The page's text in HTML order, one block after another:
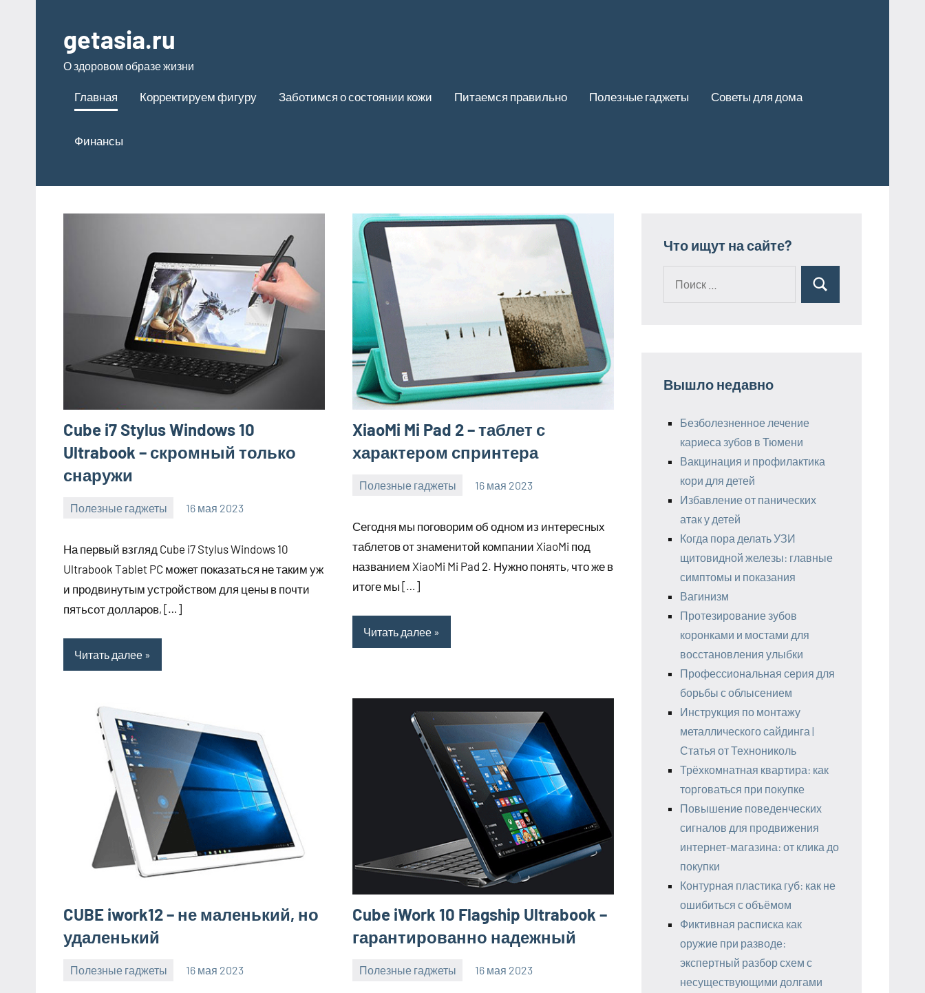
содержимому
getasia.ru
О здоровом образе жизни
Главная Корректируем фигуру Заботимся о состоянии кожи Питаемся правильно Полезные гаджеты Советы для дома
Финансы
Cube i7 Stylus Windows 10
Ultrabook – скромный только
снаружи
Полезные гаджеты 16 мая 2023
На первый взгляд Cube i7 Stylus Windows 10
Ultrabook Tablet PC может показаться не таким уж
и продвинутым устройством для цены в почти
пятьсот долларов, […]
Читать далее
XiaoMi Mi Pad 2 – таблет с
характером спринтера
Полезные гаджеты 16 мая 2023
Сегодня мы поговорим об одном из интересных
таблетов от знаменитой компании XiaoMi под
названием XiaoMi Mi Pad 2. Нужно понять, что же в
итоге мы […]
Читать далее
CUBE iwork12 – не маленький, но
удаленький
Полезные гаджеты 16 мая 2023
Cube iWork 10 Flagship Ultrabook –
гарантированно надежный
Полезные гаджеты 16 мая 2023
Что ищут на сайте?
Поиск
Вышло недавно
Безболезненное лечение
кариеса зубов в Тюмени
Вакцинация и профилактика
кори для детей
Избавление от панических
атак у детей
Когда пора делать УЗИ
щитовидной железы: главные
симптомы и показания
Вагинизм
Протезирование зубов
коронками и мостами для
восстановления улыбки
Профессиональная серия для
борьбы с облысением
Инструкция по монтажу
металлического сайдинга |
Статья от Технониколь
Трёхкомнатная квартира: как
торговаться при покупке
Повышение поведенческих
сигналов для продвижения
интернет-магазина: от клика до
покупки
Контурная пластика губ: как не
ошибиться с объёмом
Фиктивная расписка как
оружие при разводе:
экспертный разбор схем с
несуществующими долгами